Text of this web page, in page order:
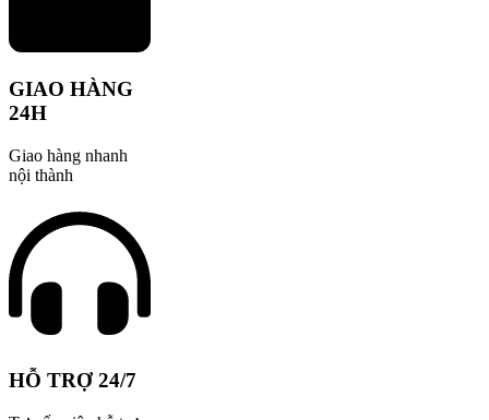
GIAO HÀNG
24H
Giao hàng nhanh
nội thành
HỖ TRỢ 24/7